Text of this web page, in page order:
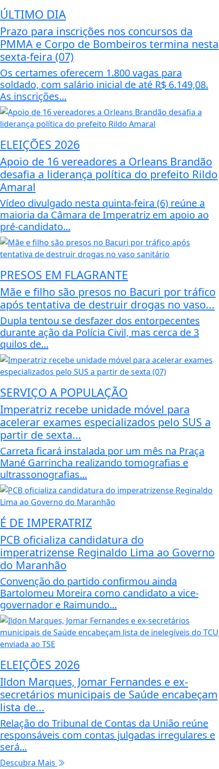
ÚLTIMO DIA
Prazo para inscrições nos concursos da
PMMA e Corpo de Bombeiros termina nesta
sexta-feira (07)
Os certames oferecem 1.800 vagas para
soldado, com salário inicial de até R$ 6.149,08.
As inscrições...
ELEIÇÕES 2026
Apoio de 16 vereadores a Orleans Brandão
desafia a liderança política do prefeito Rildo
Amaral
Vídeo divulgado nesta quinta-feira (6) reúne a
maioria da Câmara de Imperatriz em apoio ao
pré-candidato...
PRESOS EM FLAGRANTE
Mãe e filho são presos no Bacuri por tráfico
após tentativa de destruir drogas no vaso...
Dupla tentou se desfazer dos entorpecentes
durante ação da Polícia Civil, mas cerca de 3
quilos de...
SERVIÇO A POPULAÇÃO
Imperatriz recebe unidade móvel para
acelerar exames especializados pelo SUS a
partir de sexta...
Carreta ficará instalada por um mês na Praça
Mané Garrincha realizando tomografias e
ultrassonografias...
É DE IMPERATRIZ
PCB oficializa candidatura do
imperatrizense Reginaldo Lima ao Governo
do Maranhão
Convenção do partido confirmou ainda
Bartolomeu Moreira como candidato a vice-
governador e Raimundo...
ELEIÇÕES 2026
Ildon Marques, Jomar Fernandes e ex-
secretários municipais de Saúde encabeçam
lista de...
Relação do Tribunal de Contas da União reúne
responsáveis com contas julgadas irregulares e
será...
Descubra Mais